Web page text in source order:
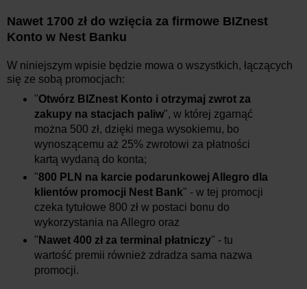
Nawet 1700 zł do wzięcia za firmowe BIZnest
Konto w Nest Banku
W niniejszym wpisie będzie mowa o wszystkich, łączących
się ze sobą promocjach:
"Otwórz BIZnest Konto i otrzymaj zwrot za
zakupy na stacjach paliw", w której zgarnąć
można 500 zł, dzięki mega wysokiemu, bo
wynoszącemu aż 25% zwrotowi za płatności
kartą wydaną do konta;
"800 PLN na karcie podarunkowej Allegro dla
klientów promocji Nest Bank" - w tej promocji
czeka tytułowe 800 zł w postaci bonu do
wykorzystania na Allegro oraz
" Nawet 400 zł za terminal płatniczy" - tu
wartość premii również zdradza sama nazwa
promocji.